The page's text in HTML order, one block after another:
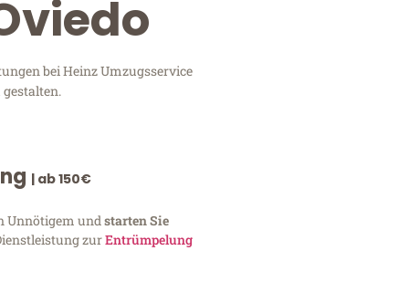
bei Heinz Umzugsservice
| ab 150€
Unnötigem undstarten Sie
zurEntrümpelung